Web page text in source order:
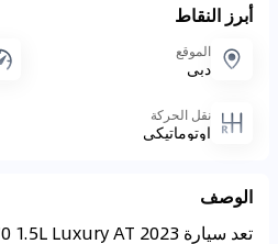
أبرز النقاط
الموقع
دبي
نقل الحركة
اوتوماتيكي
الوصف